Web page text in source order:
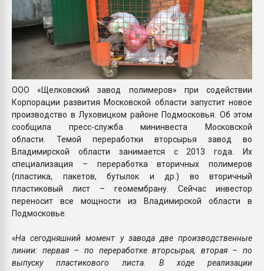
ООО «Щелковский завод полимеров» при содействии
Корпорации развития Московской области запустит новое
производство в Луховицком районе Подмосковья. Об этом
сообщила пресс-служба мининвеста Московской
области. Темой переработки вторсырья завод во
Владимирской области занимается с 2013 года. Их
специализация – переработка вторичных полимеров
(пластика, пакетов, бутылок и др.) во вторичный
пластиковый лист – геомембрану. Сейчас инвестор
переносит все мощности из Владимирской области в
Подмосковье.
«На сегодняшний момент у завода две производственные
линии: первая – по переработке вторсырья, вторая – по
выпуску пластикового листа. В ходе реализации